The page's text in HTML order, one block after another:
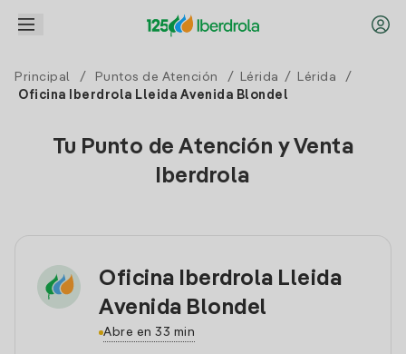
Principal / Puntos de Atención / Lérida / Lérida
/
Oficina Iberdrola Lleida Avenida Blondel
Tu Punto de Atención y Venta
Iberdrola
Oficina Iberdrola Lleida
Avenida Blondel
Abre en 33 min